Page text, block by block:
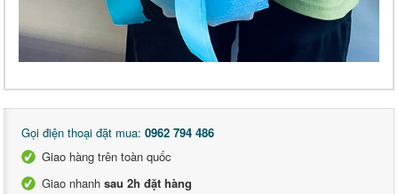
Gọi điện thoại đặt mua: 0962 794 486
Giao hàng trên toàn quốc
Giao nhanh sau 2h đặt hàng